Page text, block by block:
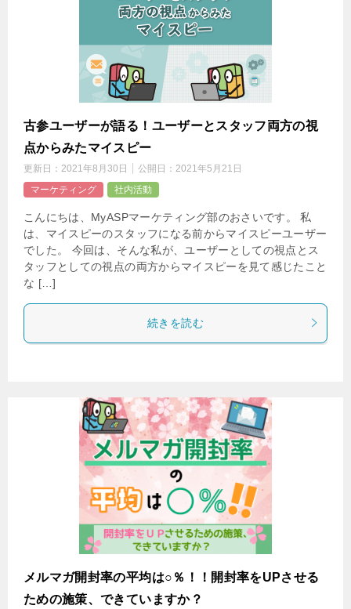
古参ユーザーが語る！ユーザーとスタッフ両方の視
点からみたマイスピー
更新日： 2021年8月30日 公開日： 2021年5月21日
マーケティング
社内活動
こんにちは、MyASPマーケティング部のおさいです。 私
は、マイスピーのスタッフになる前からマイスピーユーザー
でした。 今回は、そんな私が、ユーザーとしての視点とス
タッフとしての視点の両方からマイスピーを見て感じたこと
な […]
続きを読む
メルマガ開封率の平均は○％！！開封率をUPさせる
ための施策、できていますか？